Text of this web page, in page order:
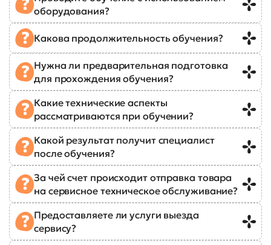
оборудования?
Какова продолжительность обучения?
Нужна ли предварительная подготовка
для прохождения обучения?
Какие технические аспекты
рассматриваются при обучении?
Какой результат получит специалист
после обучения?
За чей счет происходит отправка товара
на сервисное техническое обслуживание?
Предоставляете ли услуги выезда
сервису?